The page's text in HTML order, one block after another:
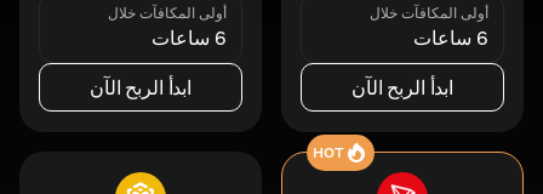
أولى المكافآت خلال
6 ساعات
ابدأ الربح الآن
أولى المكافآت خلال
6 ساعات
ابدأ الربح الآن
HOT